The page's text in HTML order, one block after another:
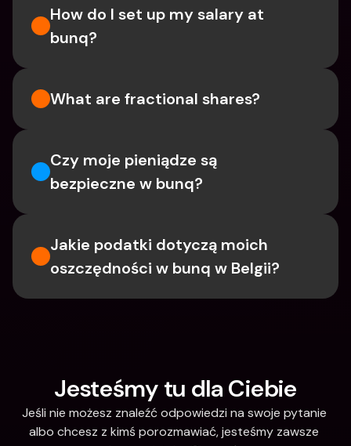
How do I set up my salary at
bunq?
What are fractional shares?
Czy moje pieniądze są
bezpieczne w bunq?
Jakie podatki dotyczą moich
oszczędności w bunq w Belgii?
Jesteśmy tu dla Ciebie
Jeśli nie możesz znaleźć odpowiedzi na swoje pytanie
albo chcesz z kimś porozmawiać, jesteśmy zawsze